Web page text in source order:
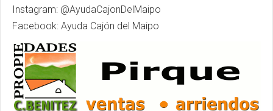
Instagram: @AyudaCajonDelMaipo
Facebook: Ayuda Cajón del Maipo